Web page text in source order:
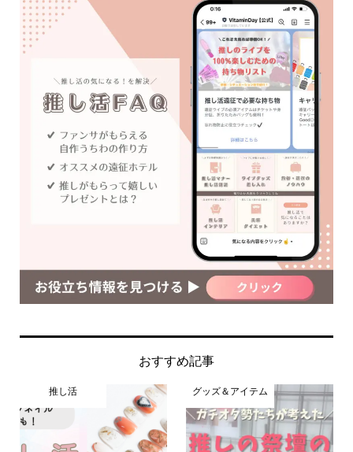
おすすめ記事
推し活 グッズ＆アイテム